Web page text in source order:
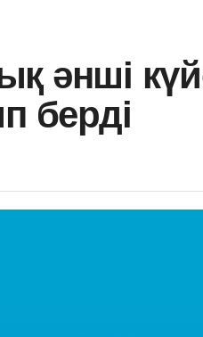
әнші
берді